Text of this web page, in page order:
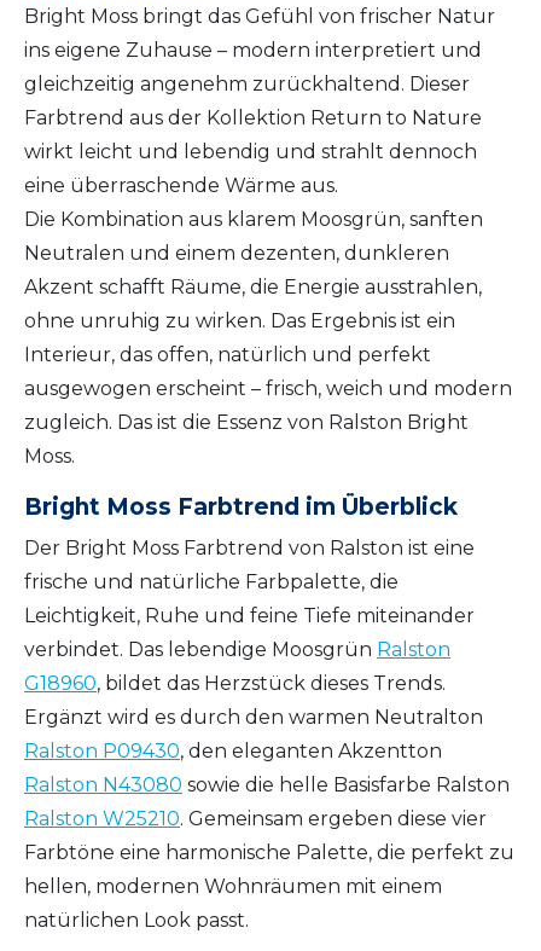
Bright Moss bringt das Gefühl von frischer Natur
ins eigene Zuhause – modern interpretiert und
gleichzeitig angenehm zurückhaltend. Dieser
Farbtrend aus der Kollektion Return to Nature
wirkt leicht und lebendig und strahlt dennoch
eine überraschende Wärme aus.
Die Kombination aus klarem Moosgrün, sanften
Neutralen und einem dezenten, dunkleren
Akzent schafft Räume, die Energie ausstrahlen,
ohne unruhig zu wirken. Das Ergebnis ist ein
Interieur, das offen, natürlich und perfekt
ausgewogen erscheint – frisch, weich und modern
zugleich. Das ist die Essenz von Ralston Bright
Moss.
Bright Moss Farbtrend im Überblick
Der Bright Moss Farbtrend von Ralston ist eine
frische und natürliche Farbpalette, die
Leichtigkeit, Ruhe und feine Tiefe miteinander
verbindet. Das lebendige Moosgrün Ralston
G18960, bildet das Herzstück dieses Trends.
Ergänzt wird es durch den warmen Neutralton
Ralston P09430, den eleganten Akzentton
Ralston N43080 sowie die helle Basisfarbe Ralston
Ralston W25210. Gemeinsam ergeben diese vier
Farbtöne eine harmonische Palette, die perfekt zu
hellen, modernen Wohnräumen mit einem
natürlichen Look passt.